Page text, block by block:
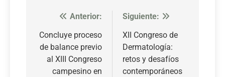
Navegación
de
entradas
Anterior:
Concluye proceso
de balance previo
al XIII Congreso
campesino en
Siguiente:
XII Congreso de
Dermatología:
retos y desafíos
contemporáneos